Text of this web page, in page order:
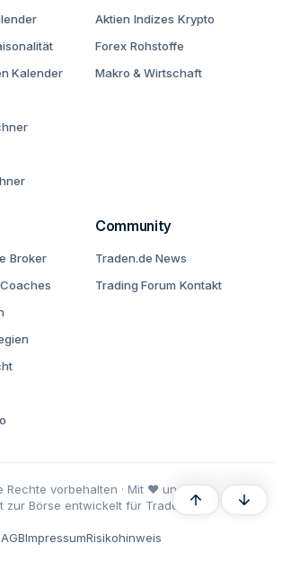
Kalender
Aktien Indizes Krypto
Forex Rohstoffe
Makro & Wirtschaft
Broker
Community
Traden.de News
Trading Forum Kontakt
Rechte vorbehalten · Mit ♥ und
zur Börse entwickelt für Trader und
AGBImpressumRisikohinweis
Oben Unten